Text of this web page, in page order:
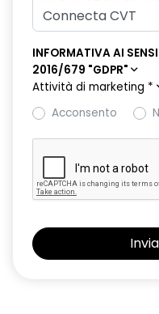
INFORMATIVA AI
2016/679 "GDPR"
Attività di marketing *
Acconsento